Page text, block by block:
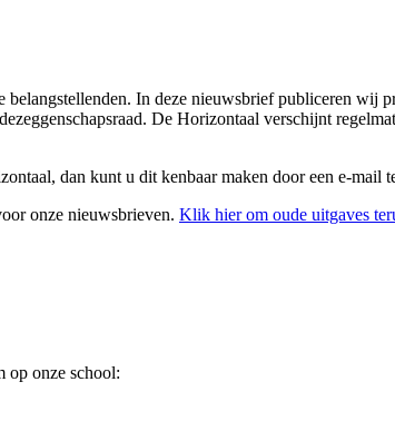
In deze nieuwsbrief publiceren
De Horizontaal verschijnt
dan kunt u dit kenbaar maken door een e-mail
onze nieuwsbrieven. Klik hier om oude uitgaves
op onze school: